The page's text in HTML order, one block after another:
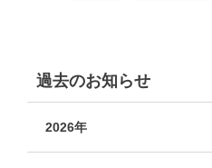
過去のお知らせ
2026年